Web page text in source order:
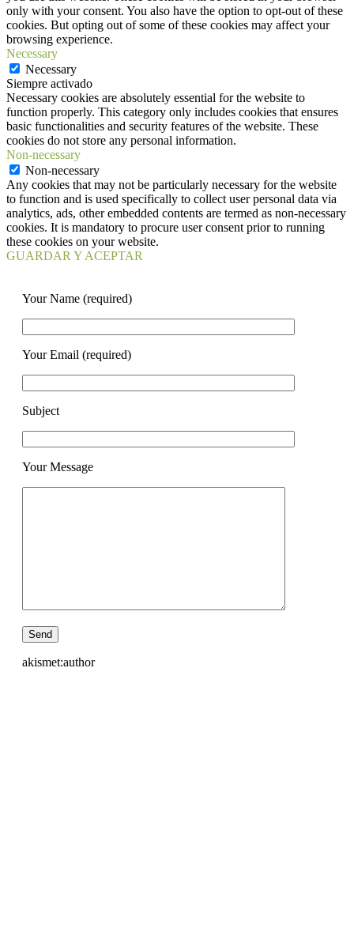
only with your consent. You also have the option to opt-out of these
cookies. But opting out of some of these cookies may affect your
browsing experience.
Necessary
Necessary
Siempre activado
Necessary cookies are absolutely essential for the website to
function properly. This category only includes cookies that ensures
basic functionalities and security features of the website. These
cookies do not store any personal information.
Non-necessary
Non-necessary
Any cookies that may not be particularly necessary for the website
to function and is used specifically to collect user personal data via
analytics, ads, other embedded contents are termed as non-necessary
cookies. It is mandatory to procure user consent prior to running
these cookies on your website.
GUARDAR Y ACEPTAR
Your Name (required)
Your Email (required)
Subject
Your Message
akismet:author